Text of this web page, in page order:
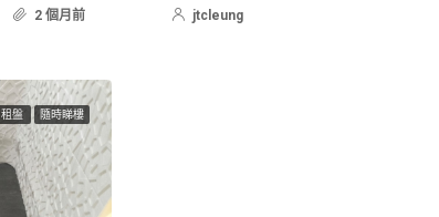
2 個月前 jtcleung
租盤 隨時睇樓